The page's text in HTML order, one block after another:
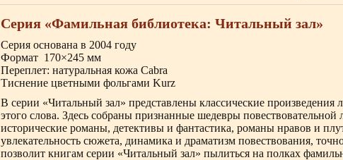
Серия «Фамильная библиотека: Читальный зал»
Серия основана в 2004 году
Формат 170×245 мм
Переплет: натуральная кожа Cabra
Тиснение цветными фольгами Kurz
В серии «Читальный зал» представлены классические
этого слова. Здесь собраны признанные шедевры
исторические романы, детективы и фантастика, романы нравов и
увлекательность сюжета, динамика и драматизм повествования,
позволит книгам серии «Читальный зал» пылиться на полках